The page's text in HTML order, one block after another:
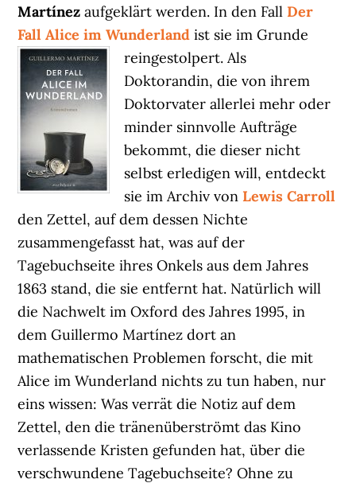
Martínez aufgeklärt werden. In den Fall Der
Fall Alice im Wunderland ist sie im Grunde
reingestolpert. Als
Doktorandin, die von ihrem
Doktorvater allerlei mehr oder
minder sinnvolle Aufträge
bekommt, die dieser nicht
selbst erledigen will, entdeckt
sie im Archiv von Lewis Carroll
den Zettel, auf dem dessen Nichte
zusammengefasst hat, was auf der
Tagebuchseite ihres Onkels aus dem Jahres
1863 stand, die sie entfernt hat. Natürlich will
die Nachwelt im Oxford des Jahres 1995, in
dem Guillermo Martínez dort an
mathematischen Problemen forscht, die mit
Alice im Wunderland nichts zu tun haben, nur
eins wissen: Was verrät die Notiz auf dem
Zettel, den die tränenüberströmt das Kino
verlassende Kristen gefunden hat, über die
verschwundene Tagebuchseite? Ohne zu